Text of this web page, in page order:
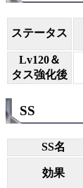
ステータス
Lv120＆
タス強化後
SS
SS名
効果